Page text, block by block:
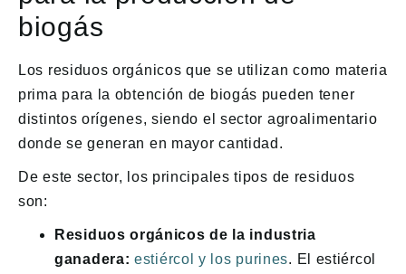
biogás
Los residuos orgánicos que se utilizan como materia
prima para la obtención de biogás pueden tener
distintos orígenes, siendo el sector agroalimentario
donde se generan en mayor cantidad.
De este sector, los principales tipos de residuos
son:
Residuos orgánicos de la industria
ganadera: estiércol y los purines. El estiércol